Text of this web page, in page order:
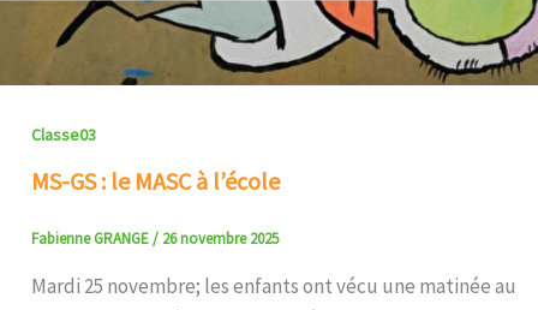
Classe03
MS-GS : le MASC à l’école
Fabienne GRANGE/ 26 novembre 2025
Mardi 25 novembre; les enfants ont vécu une matinée au